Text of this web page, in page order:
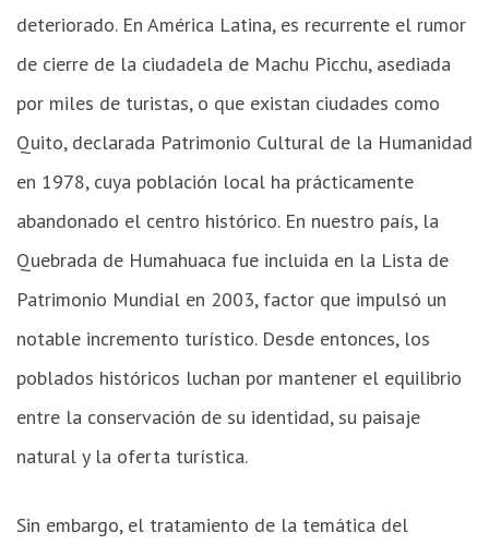
deteriorado. En América Latina, es recurrente el rumor
de cierre de la ciudadela de Machu Picchu, asediada
por miles de turistas, o que existan ciudades como
Quito, declarada Patrimonio Cultural de la Humanidad
en 1978, cuya población local ha prácticamente
abandonado el centro histórico. En nuestro país, la
Quebrada de Humahuaca fue incluida en la Lista de
Patrimonio Mundial en 2003, factor que impulsó un
notable incremento turístico. Desde entonces, los
poblados históricos luchan por mantener el equilibrio
entre la conservación de su identidad, su paisaje
natural y la oferta turística.
Sin embargo, el tratamiento de la temática del